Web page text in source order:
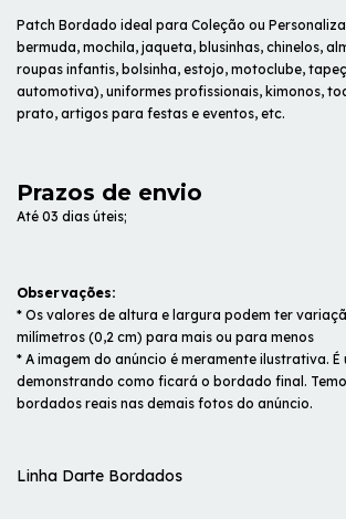
Patch Bordado ideal para Coleção ou
bermuda, mochila, jaqueta, blusinhas, chinelos,
roupas infantis, bolsinha, estojo, motoclube,
automotiva), uniformes profissionais, kimonos,
prato, artigos para festas e eventos, etc.
Prazos de envio
Até 03 dias úteis;
Observações:
* Os valores de altura e largura podem ter
milímetros (0,2 cm) para mais ou para menos
* A imagem do anúncio é meramente ilustrativa.
demonstrando como ficará o bordado final.
bordados reais nas demais fotos do anúncio.
Linha Darte Bordados